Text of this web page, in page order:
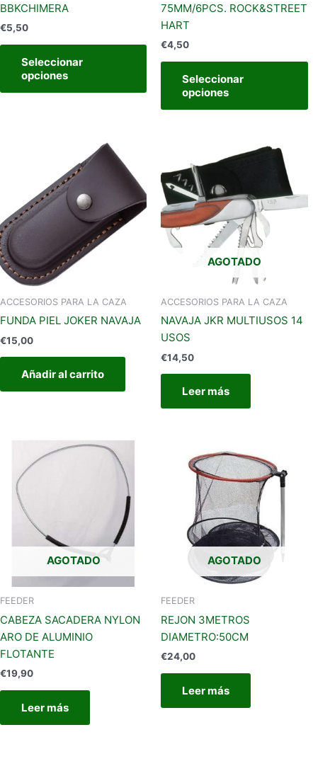
BBKCHIMERA
€5,50
Seleccionar
opciones
página
75MM/6PCS. ROCK&STREET
HART
€4,50
Seleccionar
opciones
ACCESORIOS PARA LA CAZA
FUNDA PIEL JOKER NAVAJA
€15,00
Añadir al carrito
AGOTADO
ACCESORIOS PARA LA CAZA
NAVAJA JKR MULTIUSOS 14
USOS
€14,50
Leer más
AGOTADO
FEEDER
CABEZA SACADERA NYLON
ARO DE ALUMINIO
FLOTANTE
€19,90
Leer más
AGOTADO
FEEDER
REJON 3METROS
DIAMETRO:50CM
€24,00
Leer más